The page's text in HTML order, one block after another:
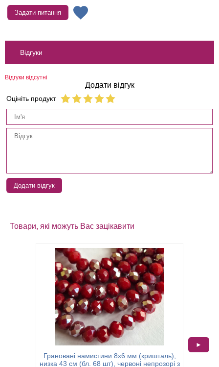
Задати питання
Відгуки
Відгуки відсутні
Додати відгук
Оцініть продукт
Додати відгук
Товари, які можуть Вас зацікавити
Грановані намистини 8х6 мм (кришталь),
низка 43 см (бл. 68 шт), червоні непрозорі з
►